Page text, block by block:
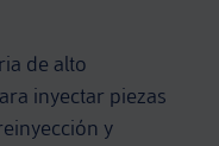
de alto
inyectar piezas
y